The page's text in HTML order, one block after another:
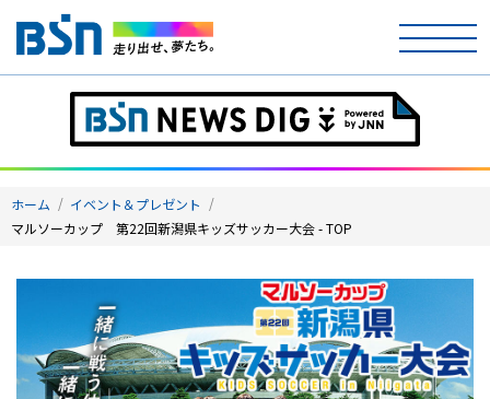
ホーム
テレビ
ラジオ
アナウンサー
イベント
ニュース
ホーム
イベント＆プレゼント
マルソーカップ 第22回新潟県キッズサッカー大会 - TOP